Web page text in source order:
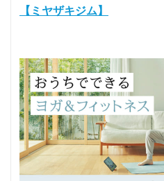
【ミヤザキジム】